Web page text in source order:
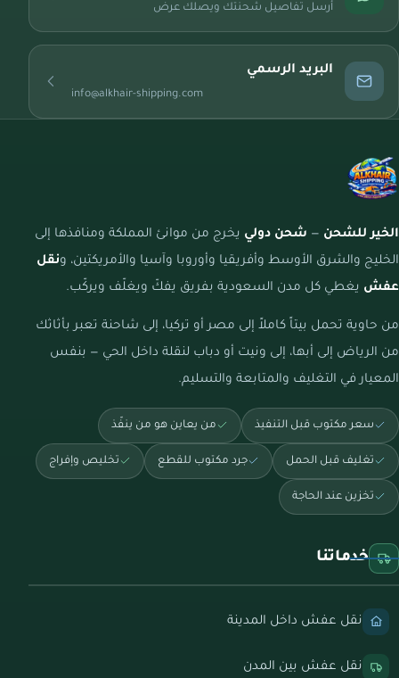
أرسل تفاصيل شحنتك ويصلك عرض
البريد الرسمي
info@alkhair-shipping.com
الخير للشحن — شحن دولي يخرج من موانئ المملكة ومنافذها إلى
الخليج والشرق الأوسط وأفريقيا وأوروبا وآسيا والأمريكتين، ونقل
عفش يغطي كل مدن السعودية بفريق يفكّ ويغلّف ويركّب.
من حاوية تحمل بيتاً كاملاً إلى مصر أو تركيا، إلى شاحنة تعبر بأثاثك
من الرياض إلى أبها، إلى ونيت أو دباب لنقلة داخل الحي — بنفس
المعيار في التغليف والمتابعة والتسليم.
سعر مكتوب قبل التنفيذ من يعاين هو من ينفّذ
تغليف قبل الحمل جرد مكتوب للقطع تخليص وإفراج
تخزين عند الحاجة
خدماتنا
نقل عفش داخل المدينة
نقل عفش بين المدن